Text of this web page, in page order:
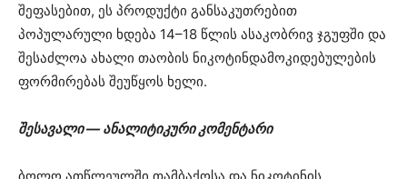
შეფასებით, ეს პროდუქტი განსაკუთრებით
პოპულარული ხდება 14–18 წლის ასაკობრივ ჯგუფში და
შესაძლოა ახალი თაობის ნიკოტინდამოკიდებულების
ფორმირებას შეუწყოს ხელი.
შესავალი — ანალიტიკური კომენტარი